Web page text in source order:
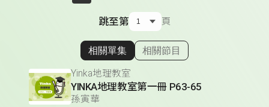
跳至第 頁
顯示相關單集
相關單集 相關節目
Yinka地理教室
YINKA地理教室第一冊 P63-65
孫寅華